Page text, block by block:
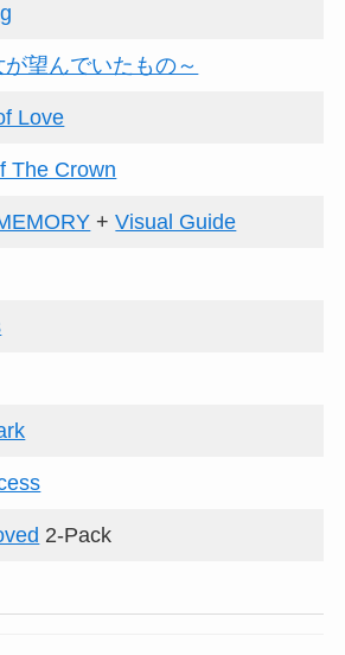
望んでいたもの～
Love
The Crown
+Visual Guide
2-Pack